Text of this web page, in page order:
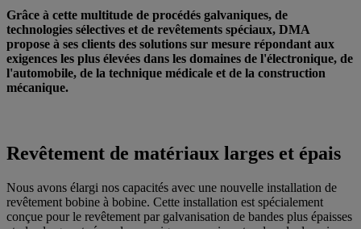
Grâce à cette multitude de procédés galvaniques, de
technologies sélectives et de revêtements spéciaux, DMA
propose à ses clients des solutions sur mesure répondant aux
exigences les plus élevées dans les domaines de l'électronique, de
l'automobile, de la technique médicale et de la construction
mécanique.
Revêtement de matériaux larges et épais
Nous avons élargi nos capacités avec une nouvelle installation de
revêtement bobine à bobine. Cette installation est spécialement
conçue pour le revêtement par galvanisation de bandes plus épaisses